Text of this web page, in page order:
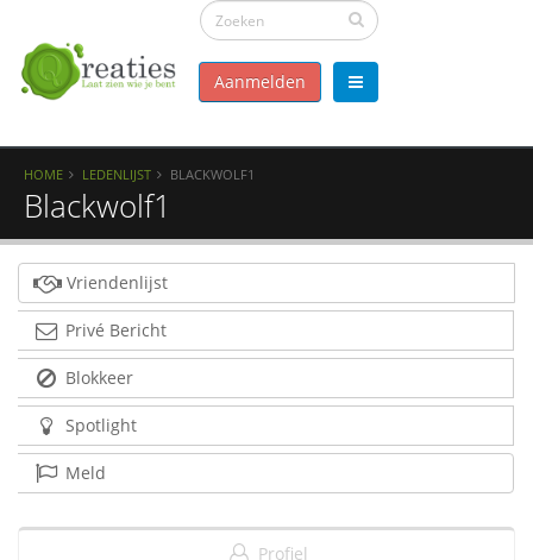
Aanmelden
HOME LEDENLIJST BLACKWOLF1
Blackwolf1
Vriendenlijst
Privé Bericht
Blokkeer
Spotlight
Meld
Profiel